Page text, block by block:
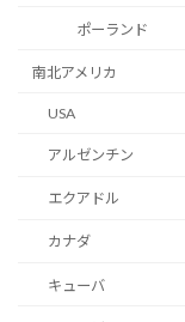
ポーランド
南北アメリカ
USA
アルゼンチン
エクアドル
カナダ
キューバ